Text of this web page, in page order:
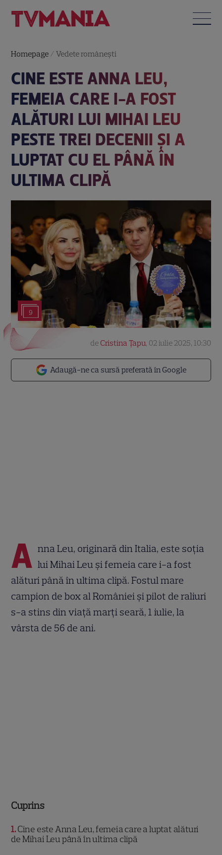
Homepage /Vedete româneşti
CINE ESTE ANNA LEU,
FEMEIA CARE I-A FOST
ALĂTURI LUI MIHAI LEU
PESTE TREI DECENII ȘI A
LUPTAT CU EL PÂNĂ ÎN
ULTIMA CLIPĂ
9
Adaugă-ne ca sursă preferată în Google
de Cristina Țapu, 02 iulie 2025, 10:30
A nna Leu, originară din Italia, este soția
lui Mihai Leu și femeia care i-a fost
alături până în ultima clipă. Fostul mare
campion de box al României și pilot de raliuri
s-a stins din viață marți seară, 1 iulie, la
vârsta de 56 de ani.
Cuprins
1 Cine este Anna Leu, femeia care a luptat alături
de Mihai Leu până în ultima clipă